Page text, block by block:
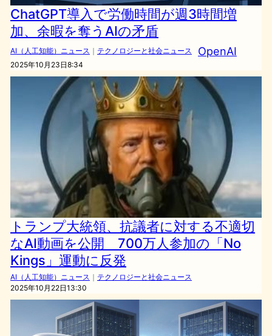
ChatGPT導入で労働時間が週3時間増
加、余暇を奪うAIの矛盾
AI（人工知能）ニュース ｜ テクノロジーと社会ニュース OpenAI
2025年10月23日8:34
トランプ大統領、抗議者に対する不適切
なAI動画を公開 700万人参加の「No
Kings」運動に反発
AI（人工知能）ニュース ｜ テクノロジーと社会ニュース
2025年10月22日13:30